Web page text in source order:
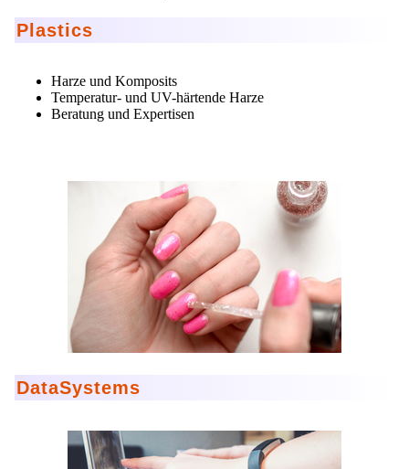
Plastics
Harze und Komposits
Temperatur- und UV-härtende Harze
Beratung und Expertisen
DataSystems